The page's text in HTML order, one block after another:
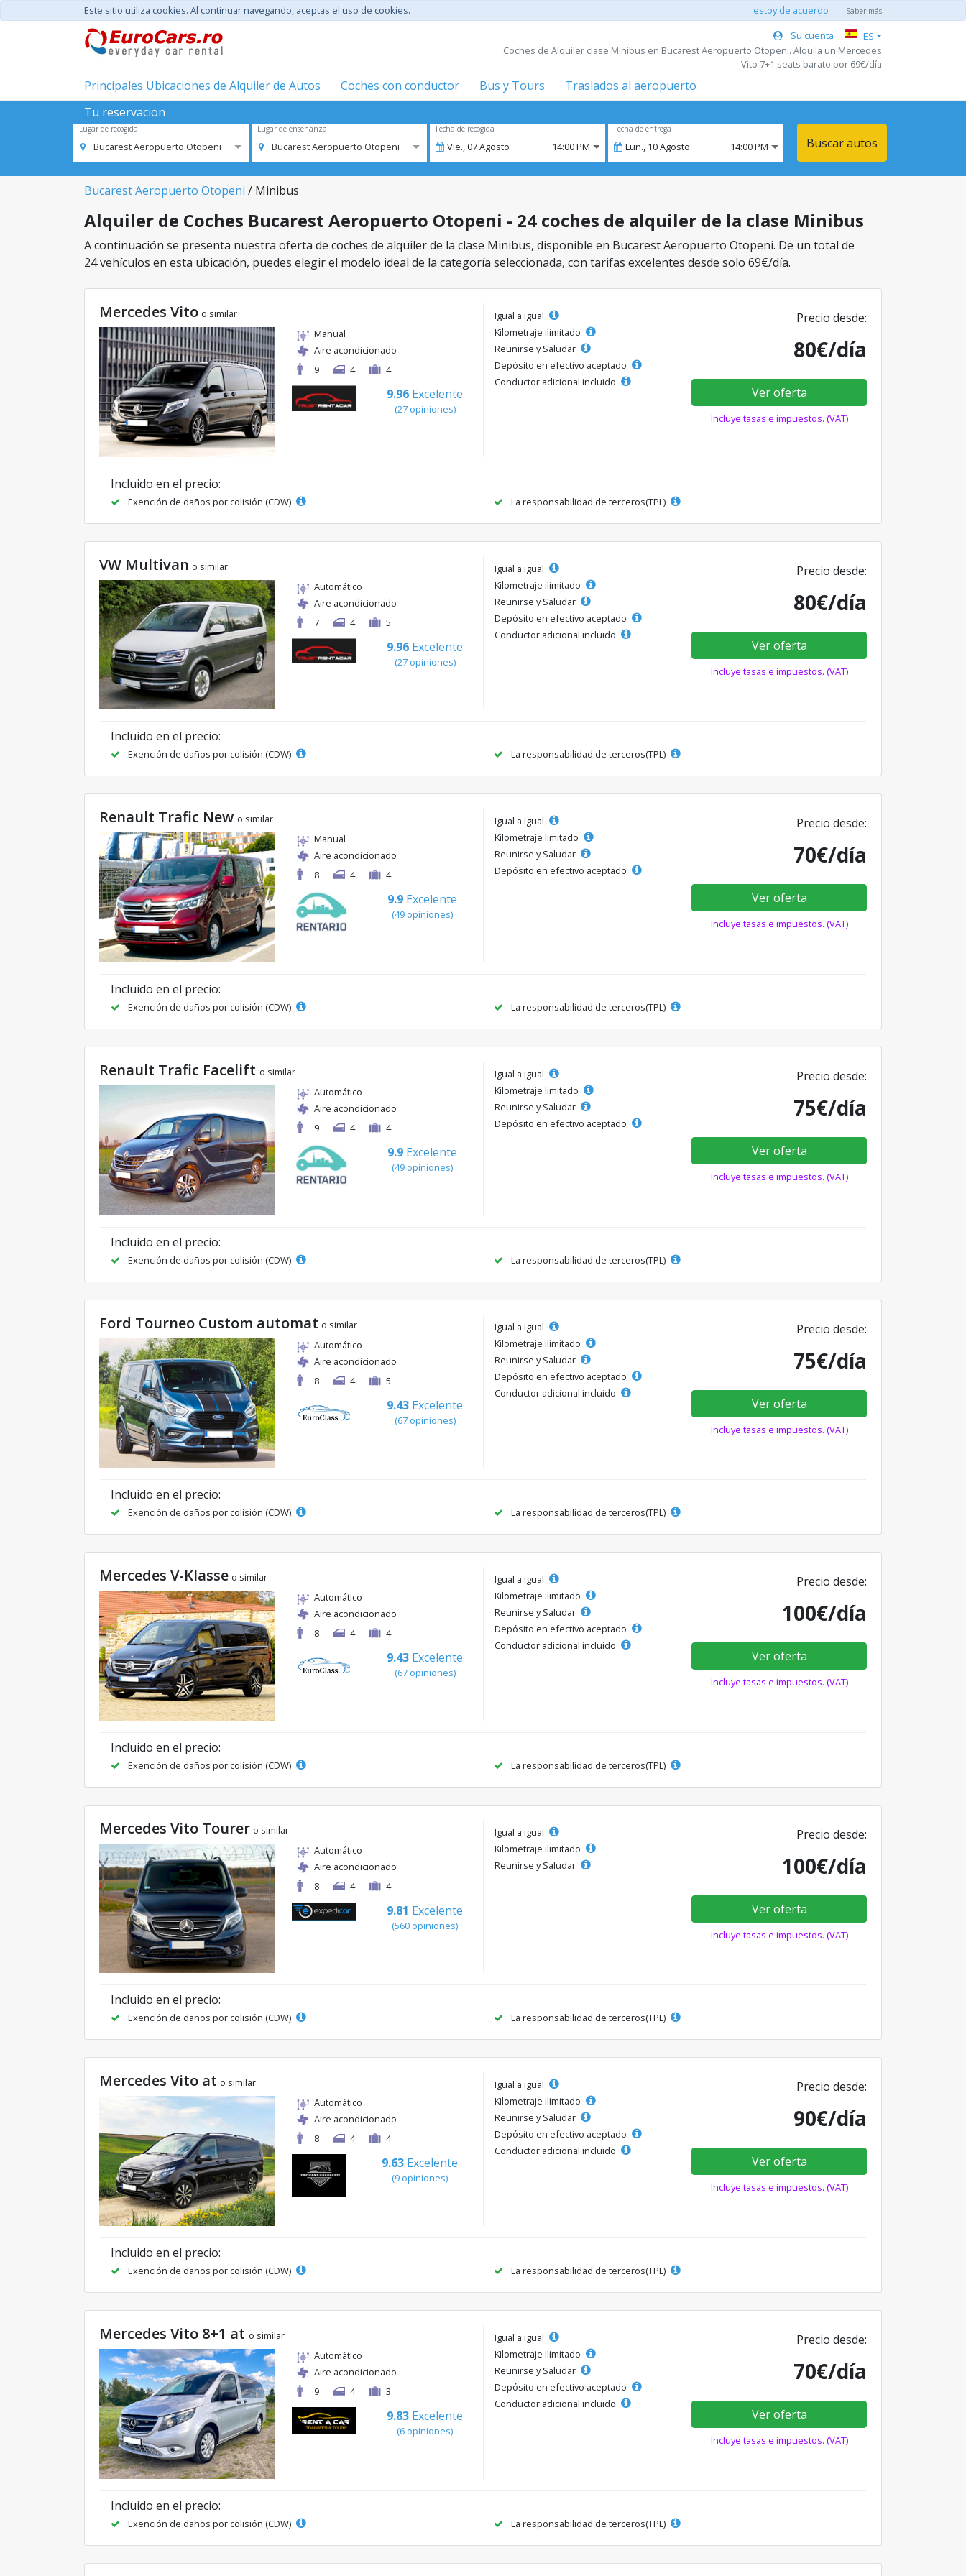
Este sitio utiliza cookies. Al continuar navegando, aceptas el uso de cookies. estoy de acuerdo Saber más
Su cuenta
ES
Coches de Alquiler clase Minibus en Bucarest Aeropuerto Otopeni. Alquila un Mercedes
Vito 7+1 seats barato por 69€/día
Principales Ubicaciones de Alquiler de Autos Coches con conductor Bus y Tours
Traslados al aeropuerto
Tu reservacion
Lugar de recogida
Bucarest Aeropuerto Otopeni
Lugar de enseñanza
Bucarest Aeropuerto Otopeni
Fecha de recogida
Vie.,07Agosto 14:00 PM
Fecha de entrega
Lun., 10Agosto 14:00 PM Buscar autos
Bucarest Aeropuerto Otopeni / Minibus
Alquiler de Coches Bucarest Aeropuerto Otopeni - 24 coches de alquiler de la clase Minibus
A continuación se presenta nuestra oferta de coches de alquiler de la clase Minibus, disponible en Bucarest Aeropuerto Otopeni. De un total de
24 vehículos en esta ubicación, puedes elegir el modelo ideal de la categoría seleccionada, con tarifas excelentes desde solo 69€/día.
Mercedes Vito o similar
Manual
Aire acondicionado
9
4 4
9.96 Excelente
(27 opiniones)
Igual a igual
Kilometraje ilimitado
Reunirse y Saludar
Depósito en efectivo aceptado
Conductor adicional incluido
Precio desde:
80€/día
Ver oferta
Incluye tasas e impuestos. (VAT)
Incluido en el precio:
Exención de daños por colisión (CDW) La responsabilidad de terceros(TPL)
VW Multivan o similar
Automático
Aire acondicionado
7
4 5
9.96 Excelente
(27 opiniones)
Igual a igual
Kilometraje ilimitado
Reunirse y Saludar
Depósito en efectivo aceptado
Conductor adicional incluido
Precio desde:
80€/día
Ver oferta
Incluye tasas e impuestos. (VAT)
Incluido en el precio:
Exención de daños por colisión (CDW) La responsabilidad de terceros(TPL)
Renault Trafic New o similar
Manual
Aire acondicionado
8
4 4
9.9 Excelente
(49 opiniones)
Igual a igual
Kilometraje limitado
Reunirse y Saludar
Depósito en efectivo aceptado
Precio desde:
70€/día
Ver oferta
Incluye tasas e impuestos. (VAT)
Incluido en el precio:
Exención de daños por colisión (CDW) La responsabilidad de terceros(TPL)
Renault Trafic Facelift o similar
Automático
Aire acondicionado
9
4 4
9.9 Excelente
(49 opiniones)
Igual a igual
Kilometraje limitado
Reunirse y Saludar
Depósito en efectivo aceptado
Precio desde:
75€/día
Ver oferta
Incluye tasas e impuestos. (VAT)
Incluido en el precio:
Exención de daños por colisión (CDW) La responsabilidad de terceros(TPL)
Ford Tourneo Custom automat o similar
Automático
Aire acondicionado
8
4 5
9.43 Excelente
(67 opiniones)
Igual a igual
Kilometraje ilimitado
Reunirse y Saludar
Depósito en efectivo aceptado
Conductor adicional incluido
Precio desde:
75€/día
Ver oferta
Incluye tasas e impuestos. (VAT)
Incluido en el precio:
Exención de daños por colisión (CDW) La responsabilidad de terceros(TPL)
Mercedes V-Klasse o similar
Automático
Aire acondicionado
8
4 4
9.43 Excelente
(67 opiniones)
Igual a igual
Kilometraje ilimitado
Reunirse y Saludar
Depósito en efectivo aceptado
Conductor adicional incluido
Precio desde:
100€/día
Ver oferta
Incluye tasas e impuestos. (VAT)
Incluido en el precio:
Exención de daños por colisión (CDW) La responsabilidad de terceros(TPL)
Mercedes Vito Tourer o similar
Automático
Aire acondicionado
8
4 4
9.81 Excelente
(560 opiniones)
Igual a igual
Kilometraje ilimitado
Reunirse y Saludar
Precio desde:
100€/día
Ver oferta
Incluye tasas e impuestos. (VAT)
Incluido en el precio:
Exención de daños por colisión (CDW) La responsabilidad de terceros(TPL)
Mercedes Vito at o similar
Automático
Aire acondicionado
8
4 4
9.63 Excelente
(9 opiniones)
Igual a igual
Kilometraje ilimitado
Reunirse y Saludar
Depósito en efectivo aceptado
Conductor adicional incluido
Precio desde:
90€/día
Ver oferta
Incluye tasas e impuestos. (VAT)
Incluido en el precio:
Exención de daños por colisión (CDW) La responsabilidad de terceros(TPL)
Mercedes Vito 8+1 at o similar
Automático
Aire acondicionado
9
4 3
9.83 Excelente
(6 opiniones)
Igual a igual
Kilometraje ilimitado
Reunirse y Saludar
Depósito en efectivo aceptado
Conductor adicional incluido
Precio desde:
70€/día
Ver oferta
Incluye tasas e impuestos. (VAT)
Incluido en el precio:
Exención de daños por colisión (CDW) La responsabilidad de terceros(TPL)